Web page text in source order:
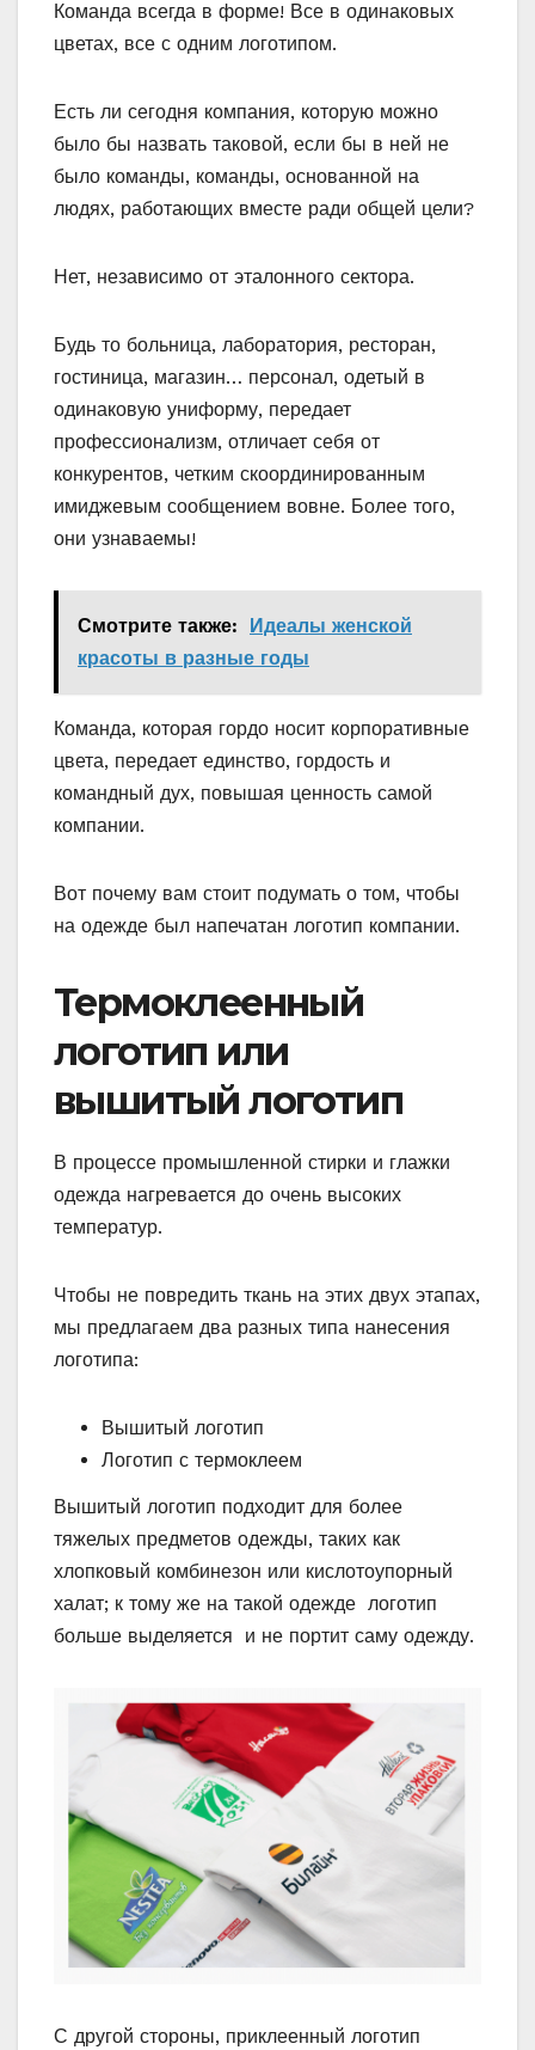
Команда всегда в форме! Все в одинаковых
цветах, все с одним логотипом.
Есть ли сегодня компания, которую можно
было бы назвать таковой, если бы в ней не
было команды, команды, основанной на
людях, работающих вместе ради общей цели?
Нет, независимо от эталонного сектора.
Будь то больница, лаборатория, ресторан,
гостиница, магазин… персонал, одетый в
одинаковую униформу, передает
профессионализм, отличает себя от
конкурентов, четким скоординированным
имиджевым сообщением вовне. Более того,
они узнаваемы!
Смотрите также:
Идеалы женской
красоты в разные годы
Команда, которая гордо носит корпоративные
цвета, передает единство, гордость и
командный дух, повышая ценность самой
компании.
Вот почему вам стоит подумать о том, чтобы
на одежде был напечатан логотип компании.
Термоклеенный
логотип или
вышитый логотип
В процессе промышленной стирки и глажки
одежда нагревается до очень высоких
температур.
Чтобы не повредить ткань на этих двух этапах,
мы предлагаем два разных типа нанесения
логотипа:
Вышитый логотип
Логотип с термоклеем
Вышитый логотип подходит для более
тяжелых предметов одежды, таких как
хлопковый комбинезон или кислотоупорный
халат; к тому же на такой одежде логотип
больше выделяется и не портит саму одежду.
С другой стороны, приклеенный логотип